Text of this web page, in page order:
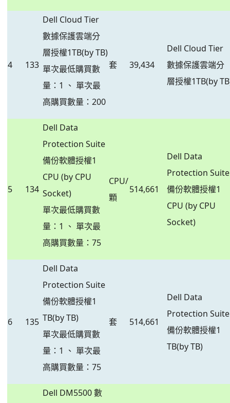
4 133
Dell Cloud Tier
數據保護雲端分
層授權1TB(by TB)
單次最低購買數
量：1 、 單次最
高購買數量：200
套 39,434
Dell Cloud Tier
數據保護雲端分
層授權1TB(by
5 134
Dell Data
Protection Suite
備份軟體授權1
CPU (by CPU
Socket)
單次最低購買數
量：1 、 單次最
高購買數量：75
CPU/
顆
514,661
Dell Data
Protection Suite
備份軟體授權1
CPU (by CPU
Socket)
6 135
Dell Data
Protection Suite
備份軟體授權1
TB(by TB)
單次最低購買數
量：1 、 單次最
高購買數量：75
套 514,661
Dell Data
Protection Suite
備份軟體授權1
TB(by TB)
Dell DM5500 數